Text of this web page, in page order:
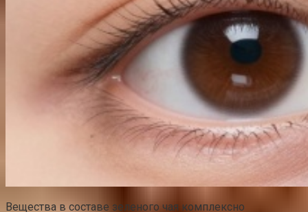
Вещества в составе зеленого чая комплексно